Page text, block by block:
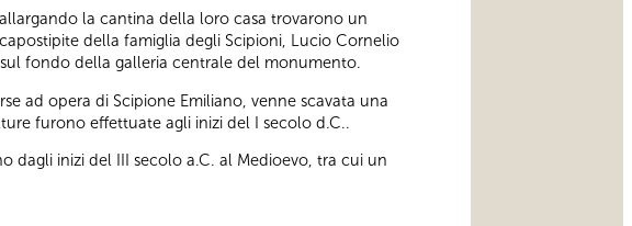
la cantina della loro casa trovarono un
della famiglia degli Scipioni, Lucio Cornelio
fondo della galleria centrale del monumento.
ad opera di Scipione Emiliano, venne scavata una
furono effettuate agli inizi del I secolo d.C..
dagli inizi del III secolo a.C. al Medioevo, tra cui un